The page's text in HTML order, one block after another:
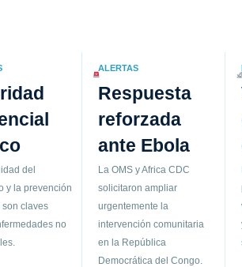
del
y la prevención
claves
no
ALERTAS
Respuesta
reforzada
ante Ebola
La OMS y Africa CDC
solicitaron ampliar
urgentemente la
intervención comunitaria
en la República
Democrática del Congo.